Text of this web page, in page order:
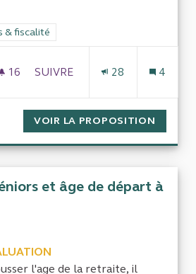
la catégorie : Finances publiques &
& fiscalité
16 16 ABONNÉS
SUIVRE
28 4
VOIR LA PROPOSITION
et âge de départ à
l'age de la retraite, il